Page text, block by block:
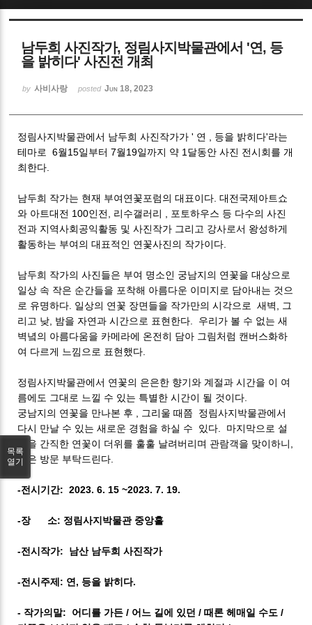
남두희 사진작가, 정림사지박물관에서 '연, 등
을 밝히다' 사진전 개최
by 사비사랑 posted Jun 18, 2023
정림사지박물관에서 남두희 사진작가가 ' 연 , 등을 밝히다'라는
테마로 6월15일부터 7월19일까지 약 1달동안 사진 전시회를 개
최한다.
남두희 작가는 현재 부여연꽃포럼의 대표이다. 대전국제아트쇼
와 아트대전 100인전, 리수갤러리 , 포토하우스 등 다수의 사진
전과 지역사회공익활동 및 사진작가 그리고 강사로서 왕성하게
활동하는 부여의 대표적인 연꽃사진의 작가이다.
남두희 작가의 사진들은 부여 명소인 궁남지의 연꽃을 대상으로
일상 속 작은 순간들을 포착해 아름다운 이미지로 담아내는 것으
로 유명하다. 일상의 연꽃 장면들을 작가만의 시각으로 새벽, 그
리고 낮, 밤을 자연과 시간으로 표현한다. 우리가 볼 수 없는 새
벽녘의 아름다움을 카메라에 온전히 담아 그림처럼 캔버스화하
여 다르게 느낌으로 표현했다.
정림사지박물관에서 연꽃의 은은한 향기와 계절과 시간을 이 여
름에도 그대로 느낄 수 있는 특별한 시간이 될 것이다.
궁남지의 연꽃을 만나본 후 , 그리울 때쯤 정림사지박물관에서
다시 만날 수 있는 새로운 경험을 하실 수 있다. 마지막으로 설
경을 간직한 연꽃이 더위를 훌훌 날려버리며 관람객을 맞이하니,
많은 방문 부탁드린다.
-전시기간: 2023. 6. 15 ~2023. 7. 19.
-장 소: 정림사지박물관 중앙홀
-전시작가: 남산 남두희 사진작가
-전시주제: 연, 등을 밝히다.
- 작가의말: 어디를 가든 / 어느 길에 있던 / 때론 헤매일 수도 /
목록
열기
Sketchbook5, 스케치북5
Sketchbook5, 스케치북5